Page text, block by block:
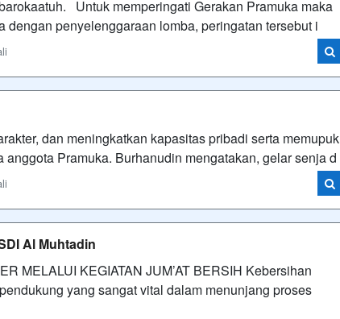
Untuk memperingati Gerakan Pramuka maka
dengan penyelenggaraan lomba, peringatan tersebut i
dan meningkatkan kapasitas pribadi serta memupuk
Pramuka. Burhanudin mengatakan, gelar senja d
Al Muhtadin
MELALUI KEGIATAN JUM’AT BERSIH Kebersihan
yang sangat vital dalam menunjang proses